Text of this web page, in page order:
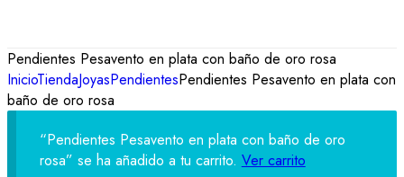
Pendientes Pesavento en plata con baño de oro rosa
InicioTiendaJoyasPendientesPendientes Pesavento en plata con
baño de oro rosa
“Pendientes Pesavento en plata con baño de oro
rosa” se ha añadido a tu carrito. Ver carrito